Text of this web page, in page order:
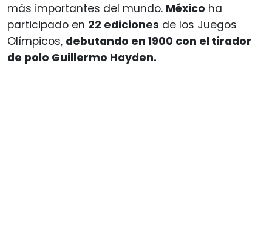
más importantes del mundo. México ha
participado en 22 ediciones de los Juegos
Olímpicos, debutando en 1900 con el tirador
de polo Guillermo Hayden.